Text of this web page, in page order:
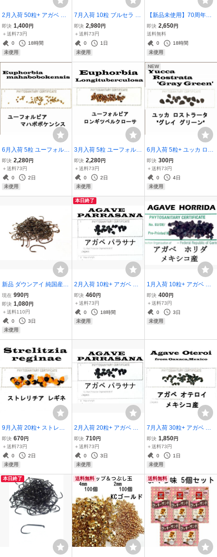
2月入荷 50粒+ アガベ オ
バティフォリア 種子 種 o
vatifolia
即決 1,400円
＋送料73円
0
18時間
未使用
7月入荷 10粒 ブルセラ フ
ァガロイデス BURSERA
FAGAROIDES 種 種子
即決 2,980円
＋送料73円
0
1日
未使用
【新品未使用】70周年ア
ニバーサリーエンブレム
2個 トヨタランドクルー
ザー用 LC300 LC100 L
C200 LC70 LC76 FJ79 サ
即決 2,650円
送料無料
0
18時間
未使用
6月入荷 5粒 ユーフォルビ
ア マハボボケンシス 種子
種 証明書
即決 2,280円
＋送料73円
0
2日
未使用
3月入荷 5粒 ユーフォルビ
ア ロンギツベルクローサ
種 種子 植物検疫証明書
即決 2,280円
＋送料73円
0
2日
未使用
NEW
6月入荷 5粒+ ユッカ ロス
トラータ グレイグリーン
種 種子 証明書
即決 300円
＋送料73円
0
4日
未使用
新品 ダウンアイ 純国産カ
ーブシャンク バーブレス
フライフック #18 100本
セット
現在 990円
即決 1,080円
＋送料110円
0
3日
未使用
本日終了
2月入荷 10粒+ アガベ パ
ラサナ 証明書あり 種 種子
即決 460円
＋送料73円
0
18時間
未使用
1月入荷 10粒+ アガベ ホ
リダ HORRIDA 種子 種
即決 400円
＋送料73円
0
3日
未使用
9月入荷 20粒+ ストレリ
チア レギネ Strelitzia regi
nae 種 種子
即決 670円
＋送料73円
0
2日
未使用
2月入荷 20粒+ アガベ パ
ラサナ 証明書あり 種 種子
即決 710円
＋送料73円
0
3日
未使用
7月入荷 30粒+ アガベ オ
テロイ 種子 チタノタ FO-
76 証明書あり
即決 1,850円
＋送料73円
0
1日
未使用
本日終了 送料無料 送料無料